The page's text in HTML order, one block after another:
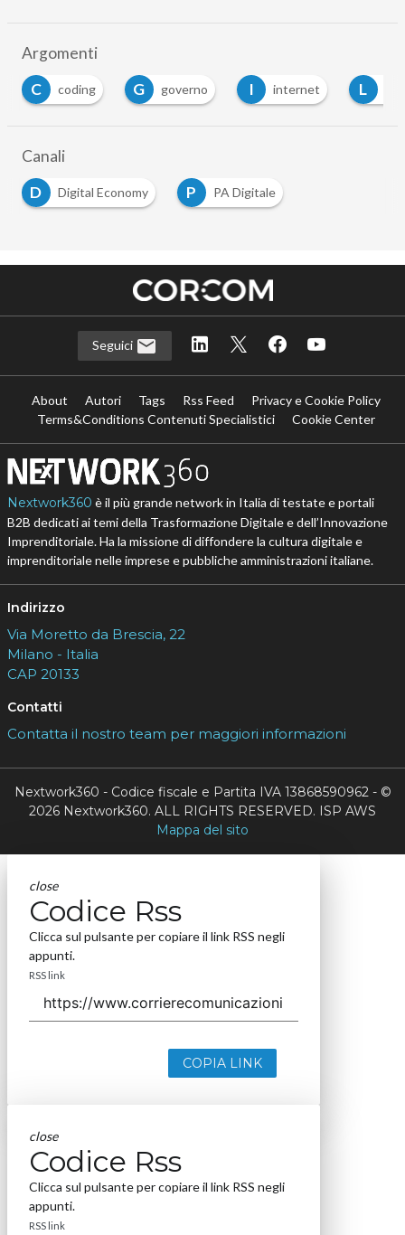
Argomenti
G governo I internet L M
Canali
D
Digital Economy P PA Digitale
Seguici
About Autori Tags Rss Feed
Privacy e Cookie Policy
Terms&Conditions Contenuti Specialistici
Cookie Center
Nextwork360 è il più grande network in Italia di testate e portali
B2B dedicati ai temi della Trasformazione Digitale e dell’Innovazione
Imprenditoriale. Ha la missione di diffondere la cultura digitale e
imprenditoriale nelle imprese e pubbliche amministrazioni italiane.
Indirizzo
Via Moretto da Brescia, 22
Milano - Italia
CAP 20133
Contatti
Contatta il nostro team per maggiori informazioni
Nextwork360 - Codice fiscale e Partita IVA 13868590962 - ©
2026 Nextwork360. ALL RIGHTS RESERVED. ISP AWS
Mappa del sito
close
Codice Rss
Clicca sul pulsante per copiare il link RSS negli
appunti.
RSS link
COPIA LINK
close
Codice Rss
Clicca sul pulsante per copiare il link RSS negli
appunti.
RSS link